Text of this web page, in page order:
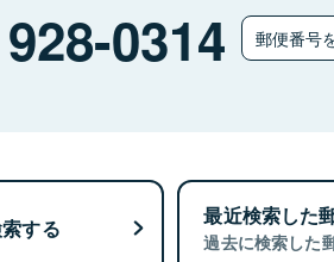
928-0314 郵便番号
する 最近検索した
過去に検索した